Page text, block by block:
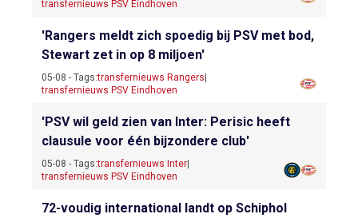
transfernieuws PSV Eindhoven
'Rangers meldt zich spoedig bij PSV met bod,
Stewart zet in op 8 miljoen'
05-08 - Tags:transfernieuws Rangers
transfernieuws PSV Eindhoven
'PSV wil geld zien van Inter: Perisic heeft
clausule voor één bijzondere club'
05-08 - Tags:transfernieuws Inter
transfernieuws PSV Eindhoven
72-voudig international landt op Schiphol